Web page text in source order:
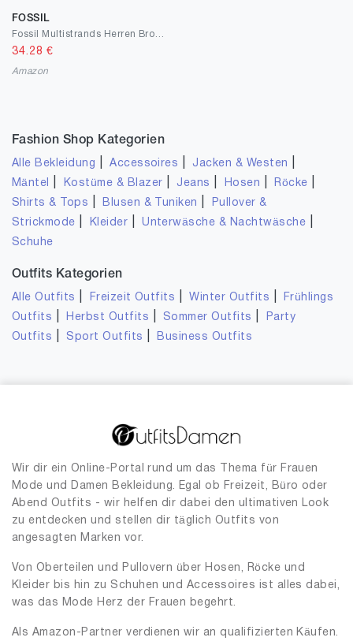
FOSSIL
34.28 €
Amazon
Fashion Shop Kategorien
Alle Bekleidung |Accessoires Jacken & Westen
Mäntel Kostüme & Blazer Jeans Hosen Röcke
Shirts & Tops Blusen & Tuniken
Pullover &
Strickmode
Kleider |Unterwäsche & Nachtwäsche
Schuhe
Outfits Kategorien
Alle Outfits Freizeit Outfits |Winter Outfits
Frühlings
Outfits
Herbst Outfits Sommer Outfits
Party
Outfits
Sport Outfits Business Outfits
Wir dir ein Online-Portal rund um das Thema für Frauen
Mode und Damen Bekleidung. Egal ob Freizeit, Büro oder
Abend Outfits - wir helfen dir dabei den ultimativen Look
zu entdecken und stellen dir täglich Outfits von
angesagten Marken vor.
Von Oberteilen und Pullovern über Hosen, Röcke und
Kleider bis hin zu Schuhen und Accessoires ist alles dabei,
was das Mode Herz der Frauen begehrt.
Als Amazon-Partner verdienen wir an qualifizierten Käufen.